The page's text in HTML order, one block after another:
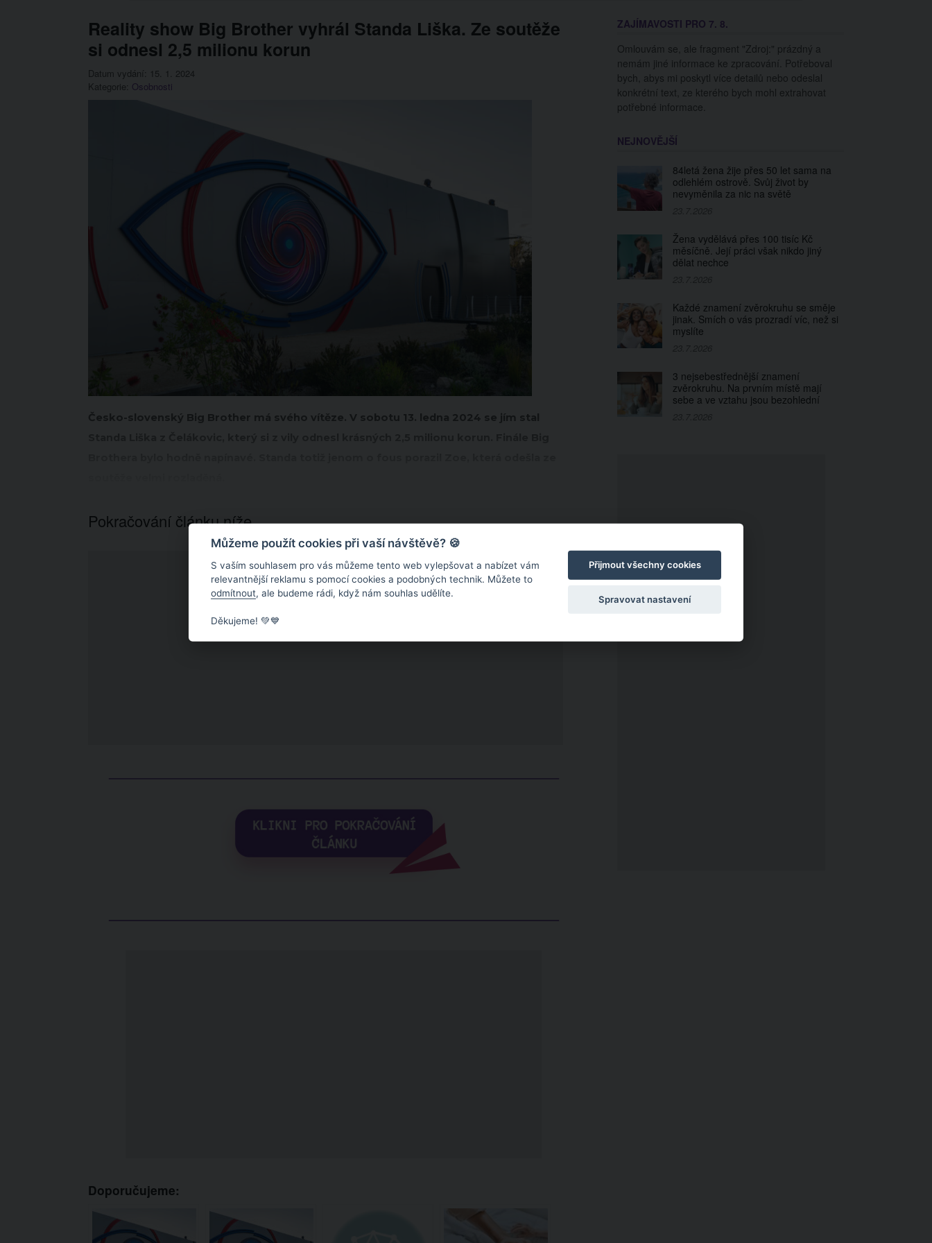
Reality show Big Brother vyhrál Standa Liška. Ze soutěže
si odnesl 2,5 milionu korun
Datum vydání: 15. 1. 2024
Kategorie: Osobnosti
Česko-slovenský Big Brother má svého vítěze. V sobotu 13. ledna 2024 se jím stal
Pokračování článku níže...
Doporučujeme:
ZAJÍMAVOSTI PRO 7. 8.
Omlouvám se, ale fragment "Zdroj:" prázdný a
nemám jiné informace ke zpracování. Potřeboval
bych, abys mi poskytl více detailů nebo odeslal
konkrétní text, ze kterého bych mohl extrahovat
potřebné informace.
NEJNOVĚJŠÍ
84letá žena žije přes 50 let sama na
odlehlém ostrově. Svůj život by
nevyměnila za nic na světě
Žena vydělává přes 100 tisíc Kč
měsíčně. Její práci však nikdo jiný
dělat nechce
Každé znamení zvěrokruhu se směje
jinak. Smích o vás prozradí víc, než si
myslíte
3 nejsebestřednější znamení
zvěrokruhu. Na prvním místě mají
sebe a ve vztahu jsou bezohlední
Můžeme použít cookies při vaší návštěvě? 🍪
S vaším souhlasem pro vás můžeme tento web vylepšovat a nabízet vám
relevantnější reklamu s pomocí cookies a podobných technik. Můžete to
odmítnout, ale budeme rádi, když nám souhlas udělíte.
Děkujeme! 💚💙
Přijmout všechny cookies
Spravovat nastavení